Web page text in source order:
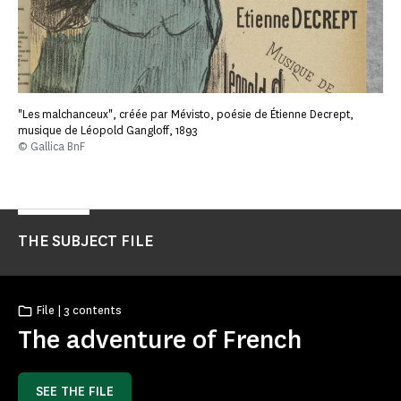
"Les malchanceux", créée par Mévisto, poésie de Étienne Decrept,
musique de Léopold Gangloff, 1893
© Gallica BnF
THE SUBJECT FILE
The adventure of French
File | 3 contents
SEE THE FILE